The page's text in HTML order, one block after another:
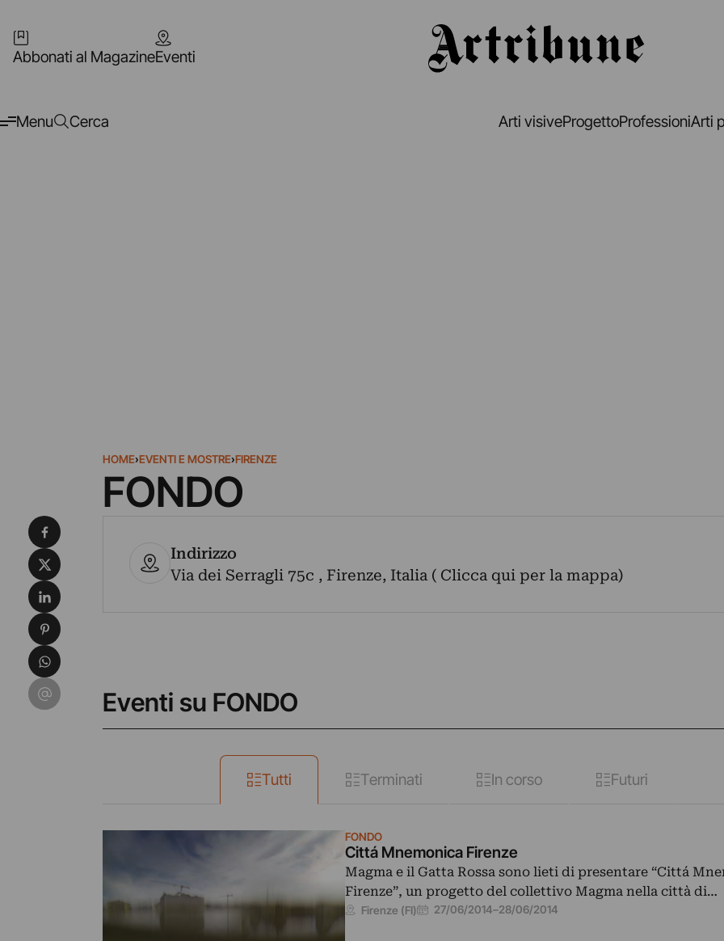
Abbonati al MagazineEventi
Menu Cerca Arti visiveProgettoProfessioniArti
HOME›EVENTI E MOSTRE›FIRENZE
FONDO
Indirizzo
Via dei Serragli 75c , Firenze, Italia ( Clicca qui per la mappa)
Eventi su FONDO
Tutti Terminati In corso Futuri
FONDO
Cittá Mnemonica Firenze
Magma e il Gatta Rossa sono lieti di presentare “Cittá
Firenze”, un progetto del collettivo Magma nella città di…
Firenze (FI) 27/06/2014–28/06/2014
Condividi su Facebook
Condividi su X
Condividi su LinkedIn
Condividi su Pinterest
Condividi su WhatsApp
Condividi su Email